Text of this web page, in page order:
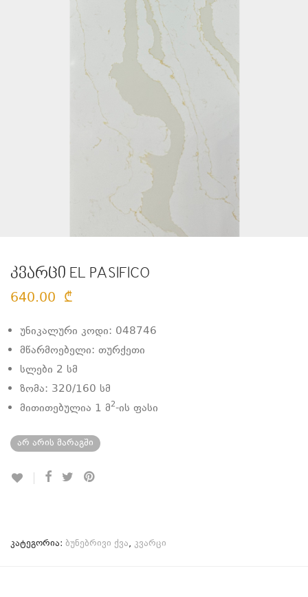
კვარცი EL PASIFICO
640.00 ₾
უნიკალური კოდი: 048746
მწარმოებელი: თურქეთი
სლები 2 სმ
ზომა: 320/160 სმ
მითითებულია 1 მ2-ის ფასი
არ არის მარაგში
კატეგორია: ბუნებრივი ქვა, კვარცი